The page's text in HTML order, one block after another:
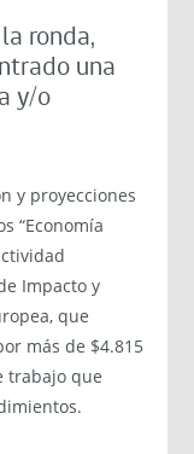
ronda,
una
y/o
y proyecciones
“Economía
Impacto y
que
más de $4.815
trabajo que